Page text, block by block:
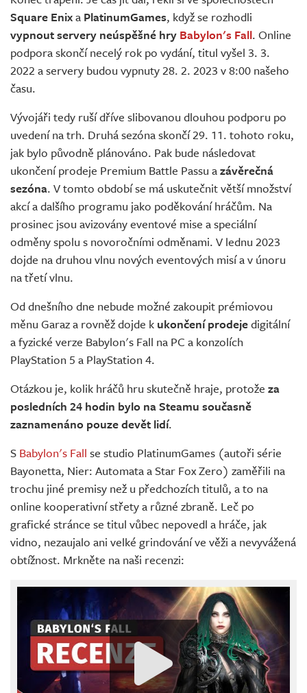
Živě
Square Enixa PlatinumGames, když se rozhodli
vypnout servery neúspěšné hry Babylon's Fall. Online
podpora skončí necelý rok po vydání, titul vyšel 3. 3.
2022 a servery budou vypnuty 28. 2. 2023 v 8:00 našeho
času.
Vývojáři tedy ruší dříve slibovanou dlouhou podporu po
uvedení na trh. Druhá sezóna skončí 29. 11. tohoto roku,
jak bylo původně plánováno. Pak bude následovat
ukončení prodeje Premium Battle Passu azávěrečná
sezóna. V tomto období se má uskutečnit větší množství
akcí a dalšího programu jako poděkování hráčům. Na
prosinec jsou avizovány eventové mise a speciální
odměny spolu s novoročními odměnami. V lednu 2023
dojde na druhou vlnu nových eventových misí a v únoru
na třetí vlnu.
Od dnešního dne nebude možné zakoupit prémiovou
měnu Garaz a rovněž dojde k ukončení prodejedigitální
a fyzické verze Babylon's Fall na PC a konzolích
PlayStation 5 a PlayStation 4.
Otázkou je, kolik hráčů hru skutečně hraje, protože za
posledních 24 hodin bylo na Steamu současně
zaznamenáno pouze devět lidí.
S Babylon's Fall se studio PlatinumGames (autoři série
Bayonetta, Nier: Automata a Star Fox Zero) zaměřili na
trochu jiné premisy než u předchozích titulů, a to na
online kooperativní střety a různé zbraně. Leč po
grafické stránce se titul vůbec nepovedl a hráče, jak
vidno, nezaujalo ani velké grindování ve věži a nevyvážená
obtížnost. Mrkněte na naši recenzi: